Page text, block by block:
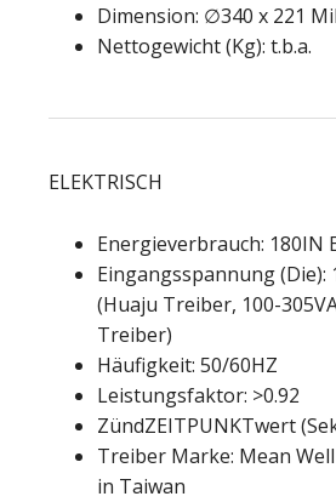
Dimension: ∅340 x 221
Nettogewicht (Kg): t.b.a.
ELEKTRISCH
Energieverbrauch: 180IN
Eingangsspannung (Die):
(Huaju Treiber, 100-
Treiber)
Häufigkeit: 50/60HZ
Leistungsfaktor: >0.92
ZündZEITPUNKTwert
Treiber Marke: Mean
in Taiwan